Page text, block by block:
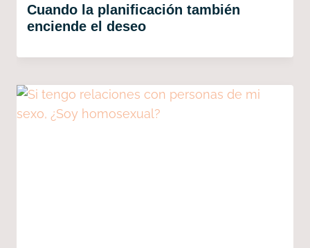
Cuando la planificación también
enciende el deseo